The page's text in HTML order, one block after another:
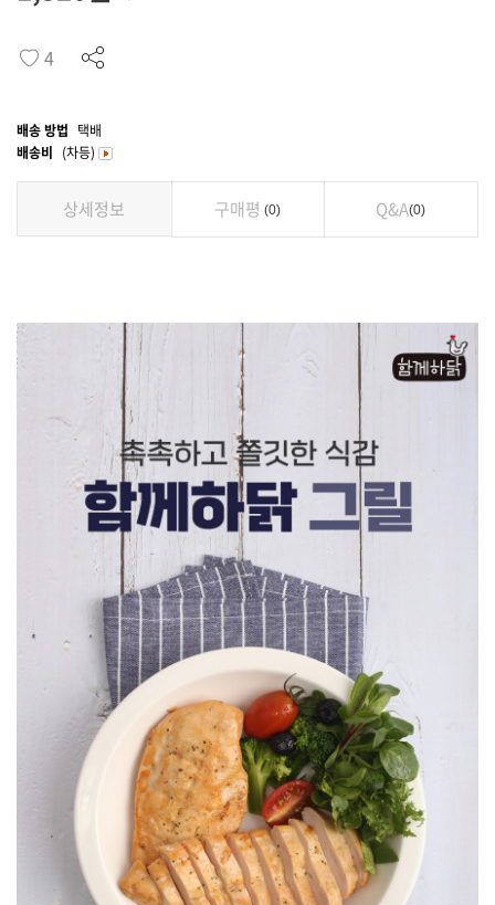
4
배송 방법 택배
배송비 (차등)
상세정보 구매평 0 Q&A 0